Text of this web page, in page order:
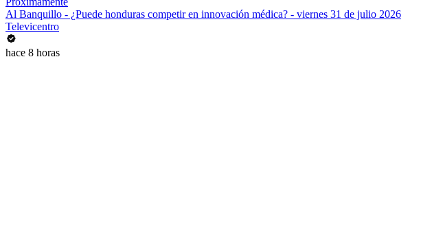
Al Banquillo - ¿Puede honduras competir en innovación médica? - viernes 31 de julio 2026
Televicentro
hace 8 horas